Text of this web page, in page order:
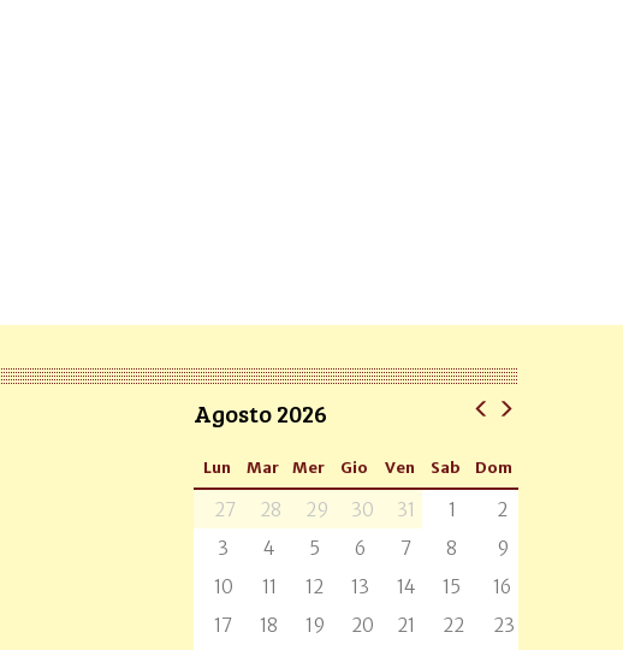
Agosto 2026
Lun Mar Mer Gio Ven Sab Dom
27 28 29 30 31 1
2
3
4 5 6 7 8
9
10
11 12 13 14 15
16
17
18 19 20 21 22
23